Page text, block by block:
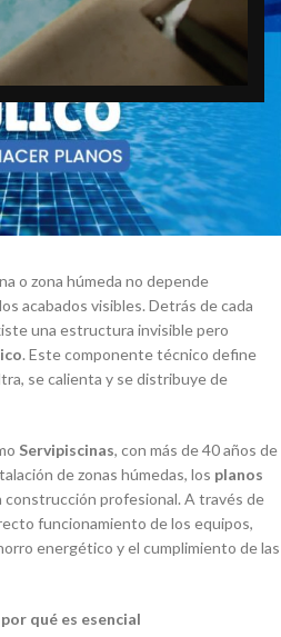
o zona húmeda no depende
acabados visibles. Detrás de cada
una estructura invisible pero
. Este componente técnico define
se calienta y se distribuye de
Servipiscinas, con más de 40 años de
de zonas húmedas, los planos
construcción profesional. A través de
funcionamiento de los equipos,
energético y el cumplimiento de las
qué es esencial